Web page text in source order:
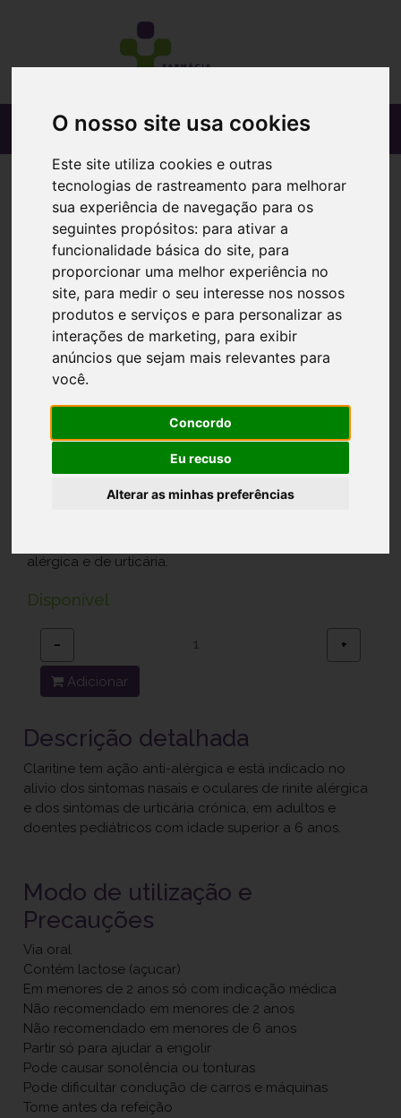
O nosso site usa cookies
Este site utiliza cookies e outras
tecnologias de rastreamento para melhorar
sua experiência de navegação para os
seguintes propósitos: para ativar a
funcionalidade básica do site, para
proporcionar uma melhor experiência no
site, para medir o seu interesse nos nossos
produtos e serviços e para personalizar as
interações de marketing, para exibir
anúncios que sejam mais relevantes para
você.
Concordo
Eu recuso
Alterar as minhas preferências
Claritine, 10 mg x 20 comp
alérgica e de urticária.
Disponível
− +
Adicionar
Descrição detalhada
Claritine tem ação anti-alérgica e está indicado no
alívio dos sintomas nasais e oculares de rinite alérgica
e dos sintomas de urticária crónica, em adultos e
doentes pediátricos com idade superior a 6 anos.
Modo de utilização e
Precauções
Via oral
Contém lactose (açucar)
Em menores de 2 anos só com indicação médica
Não recomendado em menores de 2 anos
Não recomendado em menores de 6 anos
Partir só para ajudar a engolir
Pode causar sonolência ou tonturas
Pode dificultar condução de carros e máquinas
Tome antes da refeição